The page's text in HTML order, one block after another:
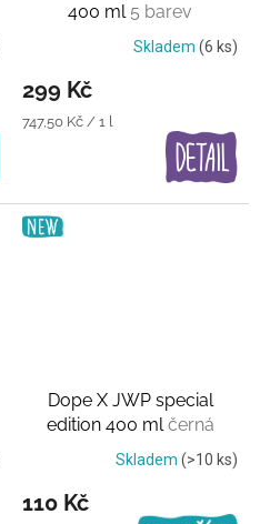
400 ml 5 barev
Skladem (6 ks)
299 Kč
Měrná
747,50 Kč / 1 l
Dope X JWP special
edition 400 mlčerná
Skladem (>10 ks)
110 Kč